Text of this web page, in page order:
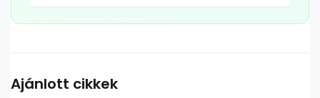
Ajánlott cikkek